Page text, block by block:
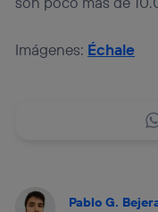
Imágenes: Échale
Pablo G.